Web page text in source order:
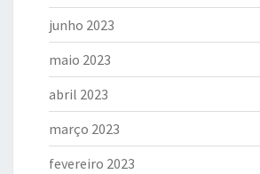
junho 2023
maio 2023
abril 2023
março 2023
fevereiro 2023